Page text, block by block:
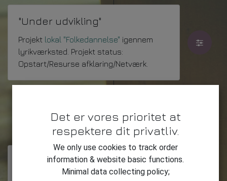
"Under udvikling"
Projekt lokal "Folkedannelse" igennem
lyrikværksted. Projekt status:
Opstart/Resurse afklaring/Netværk.
(Scope 2)
Link til definition:
https://www.un.org/sustainabledevelopm
Det er vores prioritet at
respektere dit privatliv.
We only use cookies to track order
information & website basic functions.
Minimal data collecting policy;